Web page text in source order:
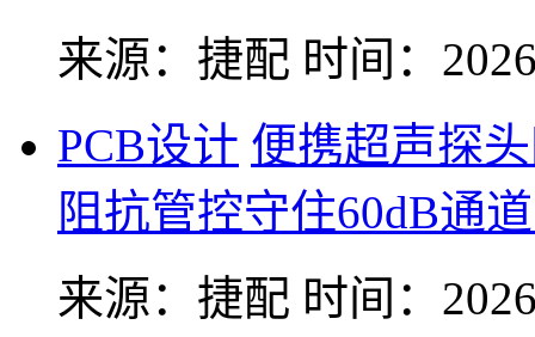
来源：捷配 时间：
PCB设计 便携超声探
阻抗管控守住60dB通
来源：捷配 时间：